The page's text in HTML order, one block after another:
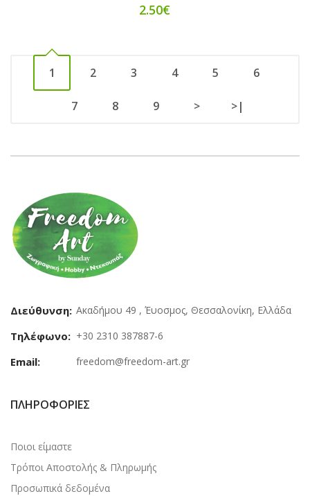
2.50€
1 2 3 4 5 6
7 8 9 > >|
Διεύθυνση: Ακαδήμου 49 , Έυοσμος, Θεσσαλονίκη, Ελλάδα
Τηλέφωνο: +30 2310 387887-6
Email: freedom@freedom-art.gr
ΠΛΗΡΟΦΟΡΊΕΣ
Ποιοι είμαστε
Τρόποι Αποστολής & Πληρωμής
Προσωπικά δεδομένα